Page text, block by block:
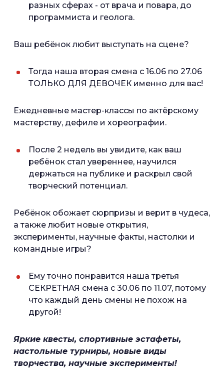
разных сферах - от врача и повара, до
программиста и геолога.
Ваш ребёнок любит выступать на сцене?
Тогда наша вторая смена с 16.06 по 27.06
ТОЛЬКО ДЛЯ ДЕВОЧЕК именно для вас!
Ежедневные мастер-классы по актёрскому
мастерству, дефиле и хореографии.
После 2 недель вы увидите, как ваш
ребёнок стал увереннее, научился
держаться на публике и раскрыл свой
творческий потенциал.
Ребёнок обожает сюрпризы и верит в чудеса,
а также любит новые открытия,
эксперименты, научные факты, настолки и
командные игры?
Ему точно понравится наша третья
СЕКРЕТНАЯ смена с 30.06 по 11.07, потому
что каждый день смены не похож на
другой!
Яркие квесты, спортивные эстафеты,
настольные турниры, новые виды
творчества, научные эксперименты!